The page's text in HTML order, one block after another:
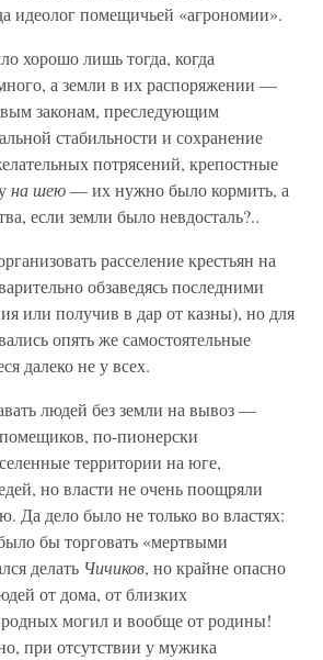
идеолог помещичьей «агрономии».
хорошо лишь тогда, когда
а земли в их распоряжении —
законам, преследующим
стабильности и сохранение
потрясений, крепостные
на шею— их нужно было кормить, а
если земли было невдосталь?..
расселение крестьян на
обзаведясь последними
или получив в дар от казны), но для
опять же самостоятельные
далеко не у всех.
людей без земли на вывоз —
по-пионерски
территории на юге,
но власти не очень поощряли
Да дело было не только во властях:
бы торговать «мертвыми
делать Чичиков, но крайне опасно
от дома, от близких
родных могил и вообще от родины!
при отсутствии у мужика